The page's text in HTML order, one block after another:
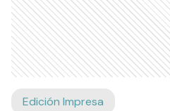
Edición Impresa